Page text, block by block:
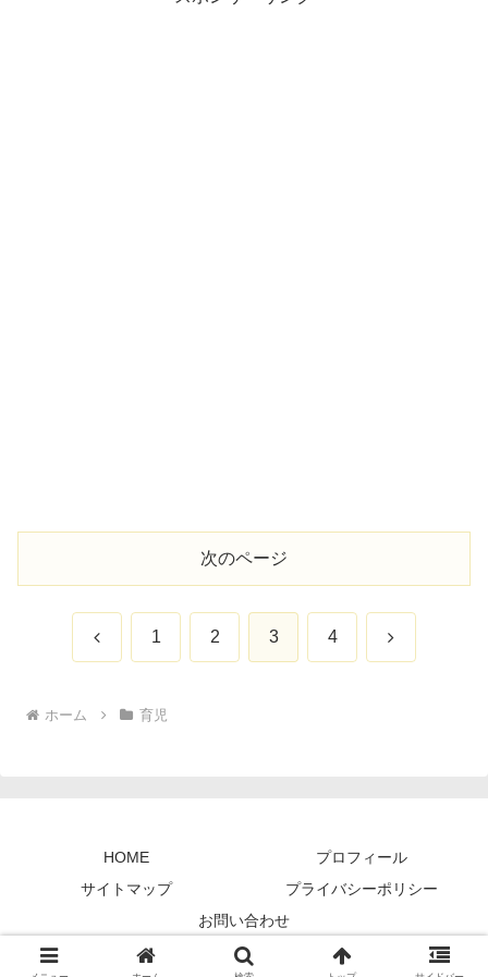
次のページ
前 1 2 3 4 次
ホーム 育児
HOME
プロフィール
サイトマップ
プライバシーポリシー
お問い合わせ
© 2024 育休パパのリアルライフ.